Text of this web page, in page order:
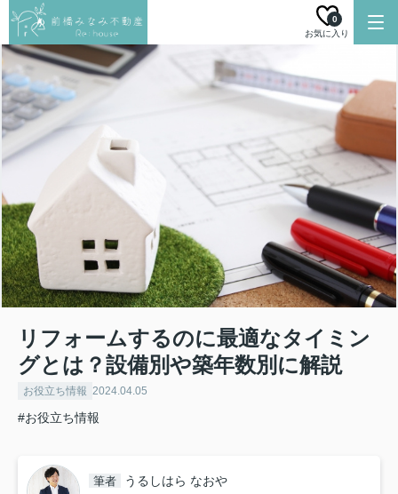
お気に入り
0
リフォームするのに最適なタイミン
グとは？設備別や築年数別に解説
お役立ち情報 2024.04.05
#お役立ち情報
筆者 うるしはら なおや